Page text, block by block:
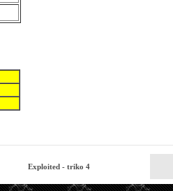
Exploited - triko 4